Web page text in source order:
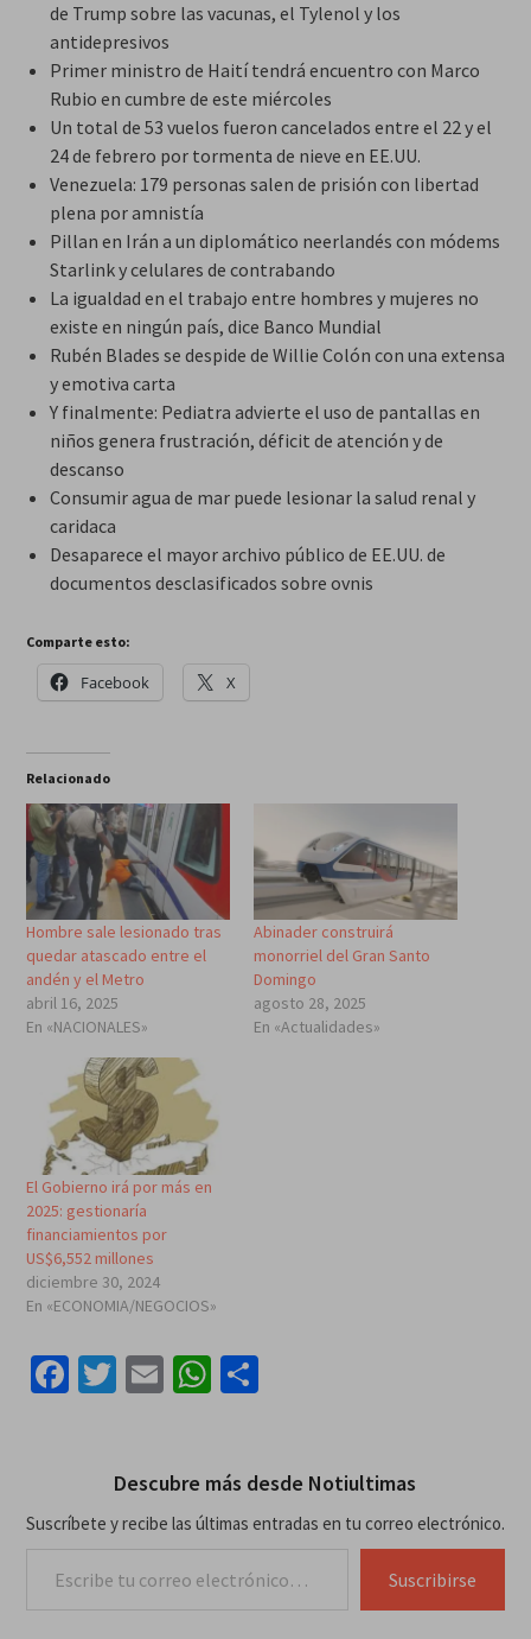
de Trump sobre las vacunas, el Tylenol y los
antidepresivos
Primer ministro de Haití tendrá encuentro con Marco
Rubio en cumbre de este miércoles
Un total de 53 vuelos fueron cancelados entre el 22 y el
24 de febrero por tormenta de nieve en EE.UU.
Venezuela: 179 personas salen de prisión con libertad
plena por amnistía
Pillan en Irán a un diplomático neerlandés con módems
Starlink y celulares de contrabando
La igualdad en el trabajo entre hombres y mujeres no
existe en ningún país, dice Banco Mundial
Rubén Blades se despide de Willie Colón con una extensa
y emotiva carta
Y finalmente: Pediatra advierte el uso de pantallas en
niños genera frustración, déficit de atención y de
descanso
Consumir agua de mar puede lesionar la salud renal y
caridaca
Desaparece el mayor archivo público de EE.UU. de
documentos desclasificados sobre ovnis
Comparte esto:
Facebook X
Relacionado
Hombre sale lesionado tras
quedar atascado entre el
andén y el Metro
abril 16, 2025
En «NACIONALES»
Abinader construirá
monorriel del Gran Santo
Domingo
agosto 28, 2025
En «Actualidades»
El Gobierno irá por más en
2025: gestionaría
financiamientos por
US$6,552 millones
diciembre 30, 2024
En «ECONOMIA/NEGOCIOS»
Facebook
Twitter
EmailWhatsApp
Compartir
Descubre más desde Notiultimas
Suscríbete y recibe las últimas entradas en tu correo electrónico.
Suscribirse